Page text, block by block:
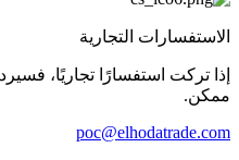
الاستفسارات التجارية
إذا تركت استفسارًا تجاريًا،
ممكن.
poc@elhodatrade.com